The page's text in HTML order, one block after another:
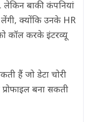
बाकी कंपनियां
क्योंकि उनके HR
कॉल करके इंटरव्यू
हैं जो डेटा चोरी
बना सकती